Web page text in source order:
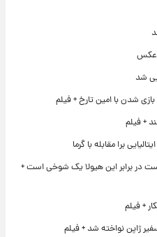
عکس
شد
شدن با امین تارخ + فیلم
+ فیلم
برا مقابله با گرما
در برابر این هیولا یک شوخی است +
+ فیلم
ژاپن نواخته شد + فیلم